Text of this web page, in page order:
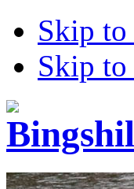
Skip to
Skip to